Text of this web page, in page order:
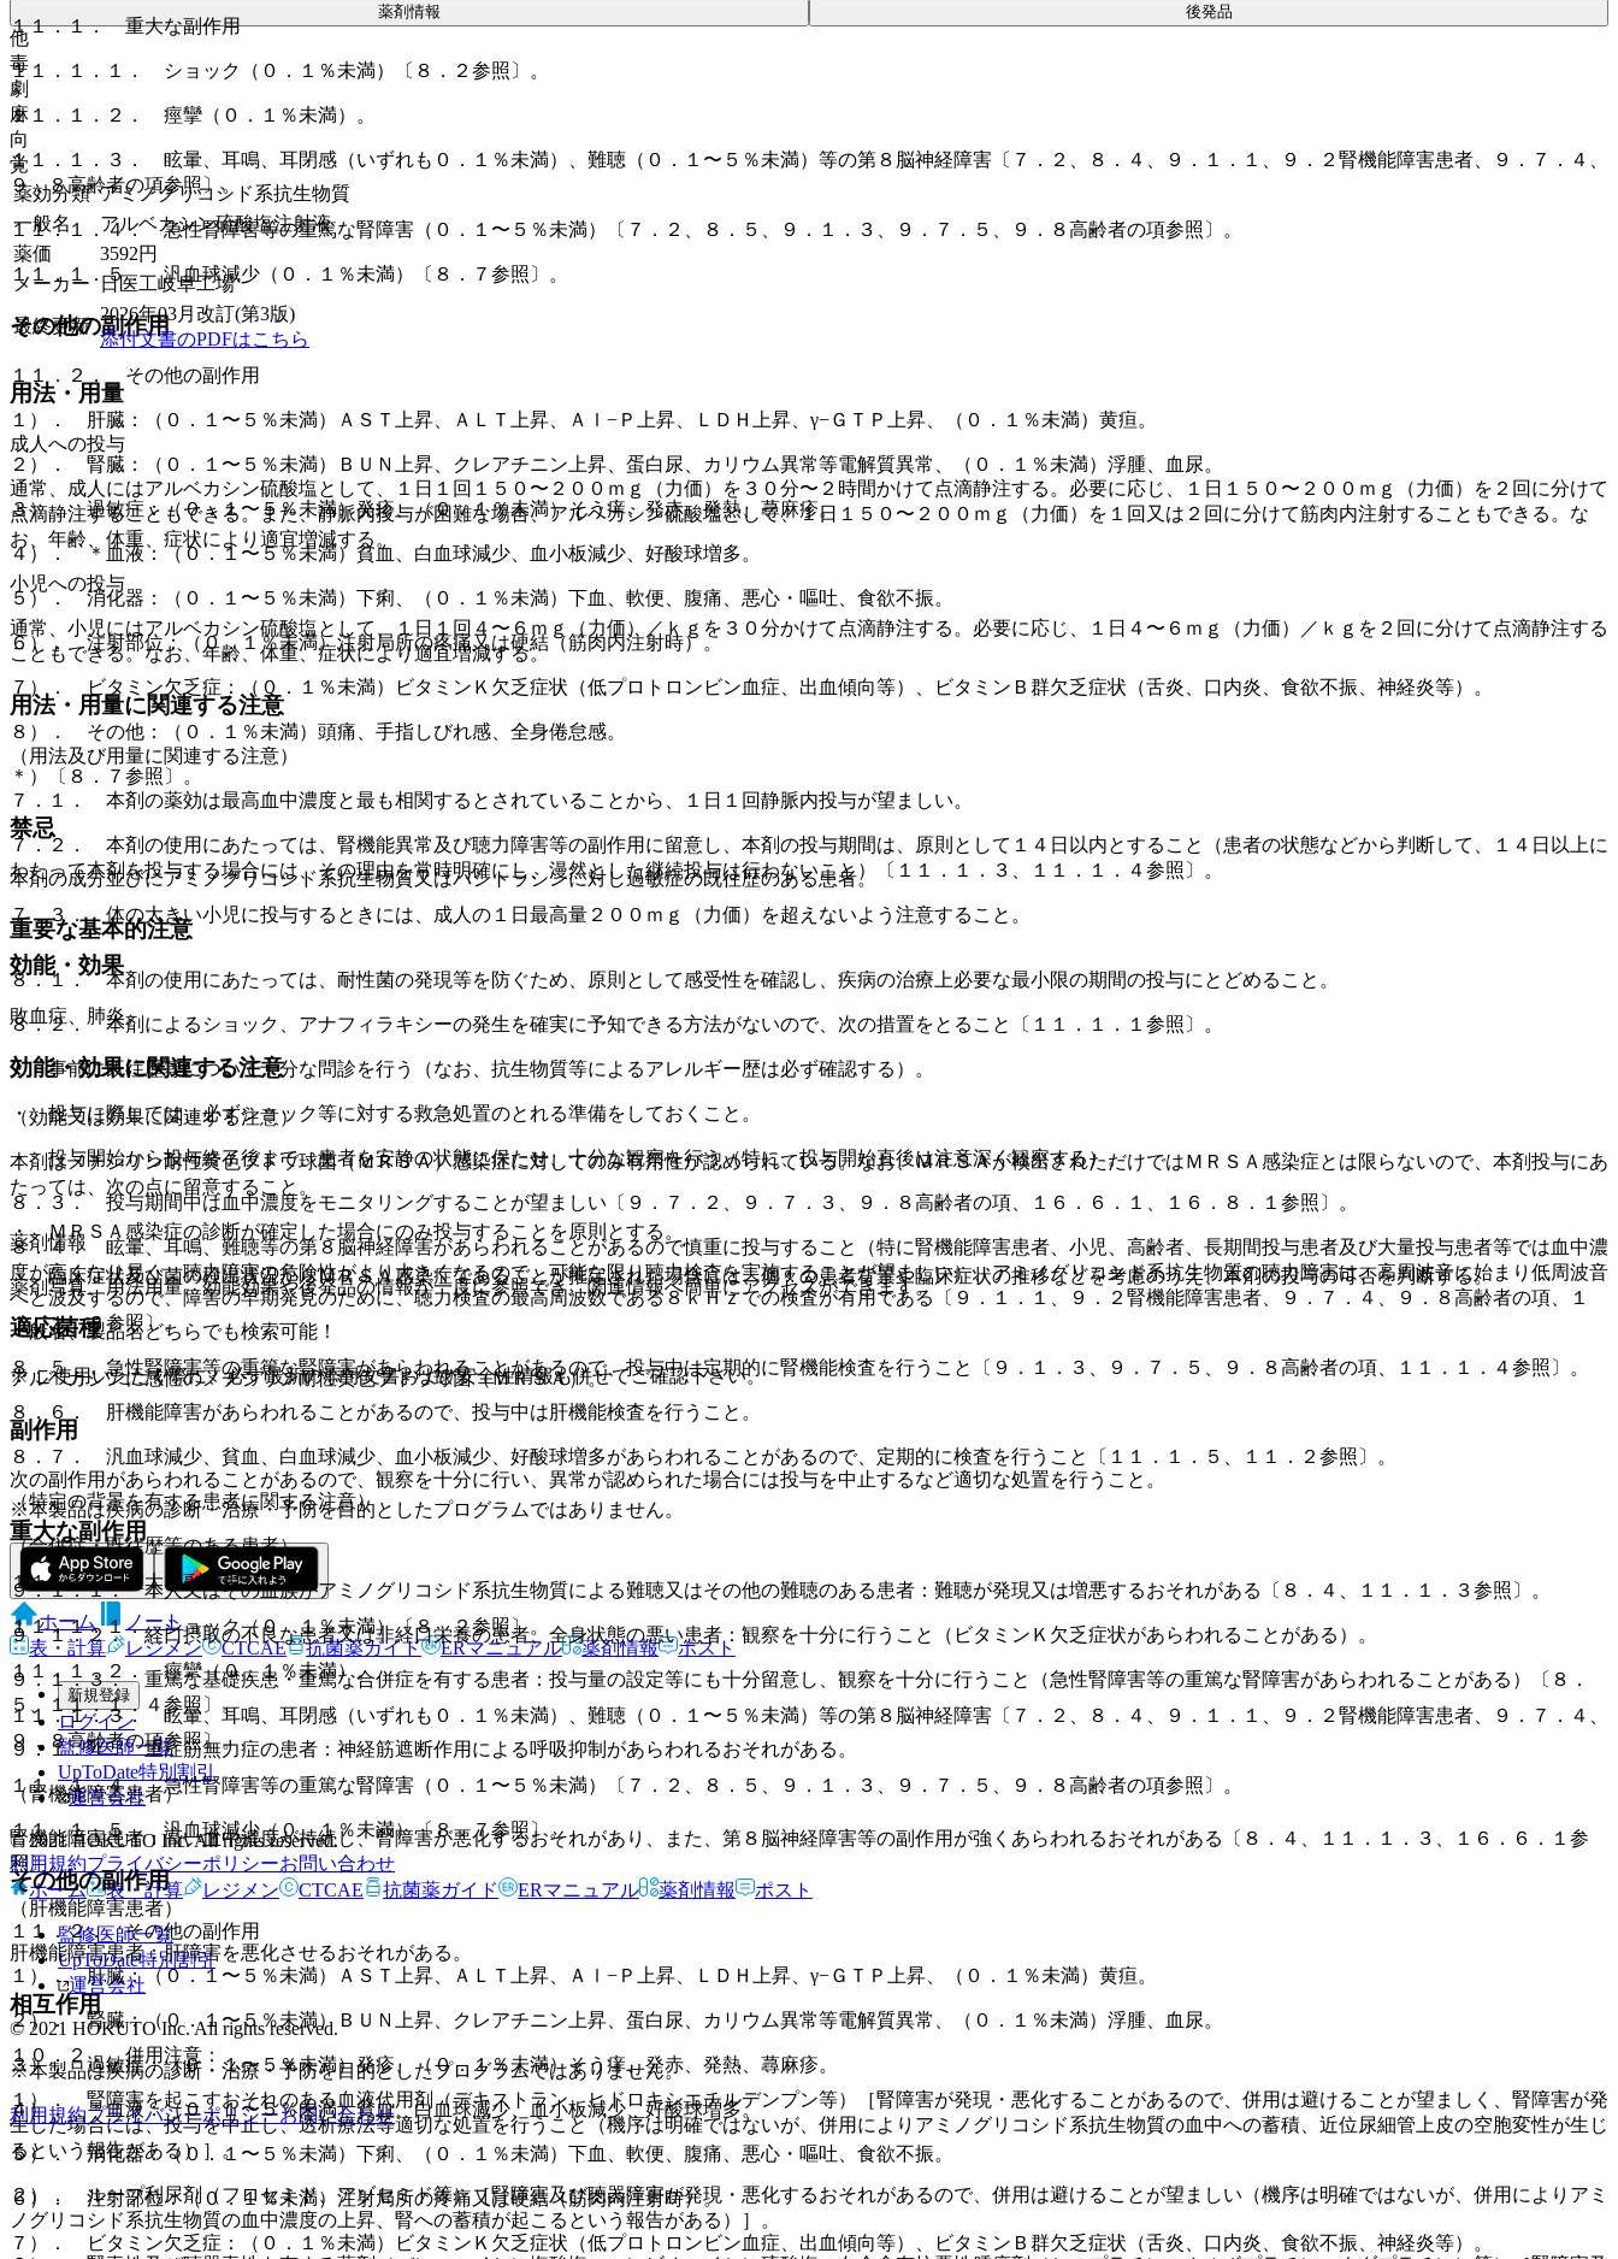
１１．１． 重大な副作用
１１．１．１． ショック（０．１％未満）〔８．２参照〕。
１１．１．２． 痙攣（０．１％未満）。
１１．１．３． 眩暈、耳鳴、耳閉感（いずれも０．１％未満）、難聴（０．１〜５％未満）等の第８脳神経障害〔７．２、８．４、９．１．１、９．２腎機能障害患者、９．７．４、
９．８高齢者の項参照〕。
１１．１．４． 急性腎障害等の重篤な腎障害（０．１〜５％未満）〔７．２、８．５、９．１．３、９．７．５、９．８高齢者の項参照〕。
１１．１．５． 汎血球減少（０．１％未満）〔８．７参照〕。
その他の副作用
１１．２． その他の副作用
１）． 肝臓：（０．１〜５％未満）ＡＳＴ上昇、ＡＬＴ上昇、Ａｌ−Ｐ上昇、ＬＤＨ上昇、γ−ＧＴＰ上昇、（０．１％未満）黄疸。
２）． 腎臓：（０．１〜５％未満）ＢＵＮ上昇、クレアチニン上昇、蛋白尿、カリウム異常等電解質異常、（０．１％未満）浮腫、血尿。
３）． 過敏症：（０．１〜５％未満）発疹、（０．１％未満）そう痒、発赤、発熱、蕁麻疹。
４）． ＊血液：（０．１〜５％未満）貧血、白血球減少、血小板減少、好酸球増多。
５）． 消化器：（０．１〜５％未満）下痢、（０．１％未満）下血、軟便、腹痛、悪心・嘔吐、食欲不振。
６）． 注射部位：（０．１％未満）注射局所の疼痛又は硬結（筋肉内注射時）。
７）． ビタミン欠乏症：（０．１％未満）ビタミンＫ欠乏症状（低プロトロンビン血症、出血傾向等）、ビタミンＢ群欠乏症状（舌炎、口内炎、食欲不振、神経炎等）。
８）． その他：（０．１％未満）頭痛、手指しびれ感、全身倦怠感。
＊）〔８．７参照〕。
禁忌
本剤の成分並びにアミノグリコシド系抗生物質又はバシトラシンに対し過敏症の既往歴のある患者。
重要な基本的注意
８．１． 本剤の使用にあたっては、耐性菌の発現等を防ぐため、原則として感受性を確認し、疾病の治療上必要な最小限の期間の投与にとどめること。
８．２． 本剤によるショック、アナフィラキシーの発生を確実に予知できる方法がないので、次の措置をとること〔１１．１．１参照〕。
・ 事前に既往歴等について十分な問診を行う（なお、抗生物質等によるアレルギー歴は必ず確認する）。
・ 投与に際しては、必ずショック等に対する救急処置のとれる準備をしておくこと。
・ 投与開始から投与終了後まで、患者を安静の状態に保たせ、十分な観察を行う（特に、投与開始直後は注意深く観察する）。
８．３． 投与期間中は血中濃度をモニタリングすることが望ましい〔９．７．２、９．７．３、９．８高齢者の項、１６．６．１、１６．８．１参照〕。
８．４． 眩暈、耳鳴、難聴等の第８脳神経障害があらわれることがあるので慎重に投与すること（特に腎機能障害患者、小児、高齢者、長期間投与患者及び大量投与患者等では血中濃
度が高くなり易く、聴力障害の危険性がより大きくなるので、可能な限り聴力検査を実施することが望ましい）、アミノグリコシド系抗生物質の聴力障害は、高周波音に始まり低周波音
へと波及するので、障害の早期発見のために、聴力検査の最高周波数である８ｋＨｚでの検査が有用である〔９．１．１、９．２腎機能障害患者、９．７．４、９．８高齢者の項、１
１．１．３参照〕。
８．５． 急性腎障害等の重篤な腎障害があらわれることがあるので、投与中は定期的に腎機能検査を行うこと〔９．１．３、９．７．５、９．８高齢者の項、１１．１．４参照〕。
８．６． 肝機能障害があらわれることがあるので、投与中は肝機能検査を行うこと。
８．７． 汎血球減少、貧血、白血球減少、血小板減少、好酸球増多があらわれることがあるので、定期的に検査を行うこと〔１１．１．５、１１．２参照〕。
（特定の背景を有する患者に関する注意）
（合併症・既往歴等のある患者）
９．１．１． 本人又はその血族がアミノグリコシド系抗生物質による難聴又はその他の難聴のある患者：難聴が発現又は増悪するおそれがある〔８．４、１１．１．３参照〕。
９．１．２． 経口摂取の不良な患者又は非経口栄養の患者、全身状態の悪い患者：観察を十分に行うこと（ビタミンＫ欠乏症状があらわれることがある）。
９．１．３． 重篤な基礎疾患・重篤な合併症を有する患者：投与量の設定等にも十分留意し、観察を十分に行うこと（急性腎障害等の重篤な腎障害があらわれることがある）〔８．
５、１１．１．４参照〕。
９．１．４． 重症筋無力症の患者：神経筋遮断作用による呼吸抑制があらわれるおそれがある。
（腎機能障害患者）
腎機能障害患者：高い血中濃度が持続し、腎障害が悪化するおそれがあり、また、第８脳神経障害等の副作用が強くあらわれるおそれがある〔８．４、１１．１．３、１６．６．１参
照〕。
（肝機能障害患者）
肝機能障害患者：肝障害を悪化させるおそれがある。
相互作用
１０．２． 併用注意：
１）． 腎障害を起こすおそれのある血液代用剤（デキストラン、ヒドロキシエチルデンプン等）［腎障害が発現・悪化することがあるので、併用は避けることが望ましく、腎障害が発
生した場合には、投与を中止し、透析療法等適切な処置を行うこと（機序は明確ではないが、併用によりアミノグリコシド系抗生物質の血中への蓄積、近位尿細管上皮の空胞変性が生じ
るという報告がある）］。
２）． ループ利尿剤（フロセミド、アゾセミド等）［腎障害及び聴器障害が発現・悪化するおそれがあるので、併用は避けることが望ましい（機序は明確ではないが、併用によりアミ
ノグリコシド系抗生物質の血中濃度の上昇、腎への蓄積が起こるという報告がある）］。
薬剤情報 後発品
他
毒
劇
麻
向
覚
薬効分類 アミノグリコシド系抗生物質
一般名
アルベカシン硫酸塩注射液
薬価
3592円
メーカー
日医工岐阜工場
最終更新
2026年03月改訂(第3版)
添付文書のPDFはこちら
用法・用量
成人への投与
通常、成人にはアルベカシン硫酸塩として、１日１回１５０〜２００ｍｇ（力価）を３０分〜２時間かけて点滴静注する。必要に応じ、１日１５０〜２００ｍｇ（力価）を２回に分けて
点滴静注することもできる。また、静脈内投与が困難な場合、アルベカシン硫酸塩として、１日１５０〜２００ｍｇ（力価）を１回又は２回に分けて筋肉内注射することもできる。な
お、年齢、体重、症状により適宜増減する。
小児への投与
通常、小児にはアルベカシン硫酸塩として、１日１回４〜６ｍｇ（力価）／ｋｇを３０分かけて点滴静注する。必要に応じ、１日４〜６ｍｇ（力価）／ｋｇを２回に分けて点滴静注する
こともできる。なお、年齢、体重、症状により適宜増減する。
用法・用量に関連する注意
（用法及び用量に関連する注意）
７．１． 本剤の薬効は最高血中濃度と最も相関するとされていることから、１日１回静脈内投与が望ましい。
７．２． 本剤の使用にあたっては、腎機能異常及び聴力障害等の副作用に留意し、本剤の投与期間は、原則として１４日以内とすること（患者の状態などから判断して、１４日以上に
わたって本剤を投与する場合には、その理由を常時明確にし、漫然とした継続投与は行わないこと）〔１１．１．３、１１．１．４参照〕。
７．３． 体の大きい小児に投与するときには、成人の１日最高量２００ｍｇ（力価）を超えないよう注意すること。
効能・効果
敗血症、肺炎。
効能・効果に関連する注意
（効能又は効果に関連する注意）
本剤はメチシリン耐性黄色ブドウ球菌（ＭＲＳＡ）感染症に対してのみ有用性が認められている。なお、ＭＲＳＡが検出されただけではＭＲＳＡ感染症とは限らないので、本剤投与にあ
たっては、次の点に留意すること。
・ ＭＲＳＡ感染症の診断が確定した場合にのみ投与することを原則とする。
・ 臨床症状及び菌の検出状況からＭＲＳＡ感染症であることが推定された場合には、個々の患者背景や臨床症状の推移などを考慮のうえ、本剤の投与の可否を判断する。
適応菌種
アルベカシンに感性のメチシリン耐性黄色ブドウ球菌（ＭＲＳＡ）。
副作用
次の副作用があらわれることがあるので、観察を十分に行い、異常が認められた場合には投与を中止するなど適切な処置を行うこと。
重大な副作用
１１．１． 重大な副作用
１１．１．１． ショック（０．１％未満）〔８．２参照〕。
１１．１．２． 痙攣（０．１％未満）。
１１．１．３． 眩暈、耳鳴、耳閉感（いずれも０．１％未満）、難聴（０．１〜５％未満）等の第８脳神経障害〔７．２、８．４、９．１．１、９．２腎機能障害患者、９．７．４、
９．８高齢者の項参照〕。
１１．１．４． 急性腎障害等の重篤な腎障害（０．１〜５％未満）〔７．２、８．５、９．１．３、９．７．５、９．８高齢者の項参照〕。
１１．１．５． 汎血球減少（０．１％未満）〔８．７参照〕。
その他の副作用
１１．２． その他の副作用
１）． 肝臓：（０．１〜５％未満）ＡＳＴ上昇、ＡＬＴ上昇、Ａｌ−Ｐ上昇、ＬＤＨ上昇、γ−ＧＴＰ上昇、（０．１％未満）黄疸。
２）． 腎臓：（０．１〜５％未満）ＢＵＮ上昇、クレアチニン上昇、蛋白尿、カリウム異常等電解質異常、（０．１％未満）浮腫、血尿。
３）． 過敏症：（０．１〜５％未満）発疹、（０．１％未満）そう痒、発赤、発熱、蕁麻疹。
４）． ＊血液：（０．１〜５％未満）貧血、白血球減少、血小板減少、好酸球増多。
５）． 消化器：（０．１〜５％未満）下痢、（０．１％未満）下血、軟便、腹痛、悪心・嘔吐、食欲不振。
６）． 注射部位：（０．１％未満）注射局所の疼痛又は硬結（筋肉内注射時）。
７）． ビタミン欠乏症：（０．１％未満）ビタミンＫ欠乏症状（低プロトロンビン血症、出血傾向等）、ビタミンＢ群欠乏症状（舌炎、口内炎、食欲不振、神経炎等）。
薬剤情報
薬剤写真、用法用量、効能効果や後発品の情報が一度に参照でき、関連情報へ簡単にアクセスができます。
一般名、製品名どちらでも検索可能！
※ ご使用いただく際に、必ず最新の添付文書および安全性情報も併せてご確認下さい。
※本製品は疾病の診断・治療・予防を目的としたプログラムではありません。
ホーム
ノート
表・計算
レジメン CTCAE 抗菌薬ガイド ERマニュアル 薬剤情報 ポスト
新規登録
ログイン
監修医師一覧
UpToDate特別割引
運営会社
© 2021 HOKUTO Inc. All rights reserved.
利用規約プライバシーポリシーお問い合わせ
ホーム
表・計算 レジメン CTCAE 抗菌薬ガイド ERマニュアル 薬剤情報 ポスト
監修医師一覧
UpToDate特別割引
運営会社
© 2021 HOKUTO Inc. All rights reserved.
※本製品は疾病の診断・治療・予防を目的としたプログラムではありません。
利用規約プライバシーポリシーお問い合わせ